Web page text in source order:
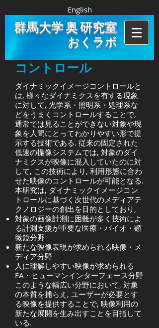
English
群馬大学 奥 研究室
おくラボ
ダイナミックイメージ
コントロール
ダイナミックイメージコントロールと
は, 様々なダイナミクスを有する現象
に対して, 光学系・照明系・処理系な
どをうまくコントロールすることで,
通常では見ることができない対象や現
象を人間にとってわかりやすい形で提
示する技術である. 従来の固定された
低速の撮像システムでは, 対象のダイ
ナミクスが映像に混入していたのに対
して, この技術により, 利用形態に合わ
せた映像のコントロールが可能となる.
本研究は, ダイナミックイメージコン
トロールに基づく次世代のメディアテ
クノロジーの創出を目的としており,
対象の画像計測に困難が多く技術によ
る計測支援が重要な医療・バイオ・顕
微鏡分野
新たな映像表現が求められる映像・メ
ディア分野
人に理解しやすい映像が求められる
FA・ヒューマンインターフェース分野
このような幅広い分野において, 対象
の本質を捕らえ, ユーザーが必要とす
る映像を提供することで, 映像利用の
新たな展開を生み出すことを目指して
いる.